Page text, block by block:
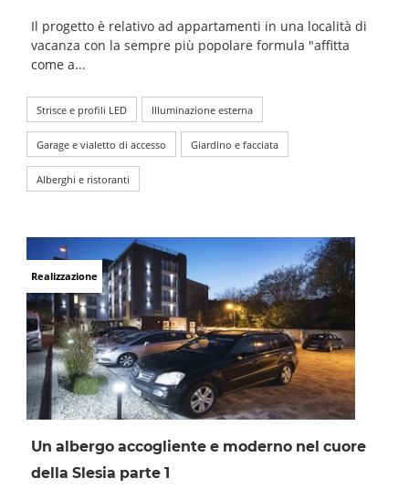
Il progetto è relativo ad appartamenti in una località di
vacanza con la sempre più popolare formula "affitta
come a...
Strisce e profili LED Illuminazione esterna
Garage e vialetto di accesso Giardino e facciata
Alberghi e ristoranti
Realizzazione
Un albergo accogliente e moderno nel cuore
della Slesia parte 1